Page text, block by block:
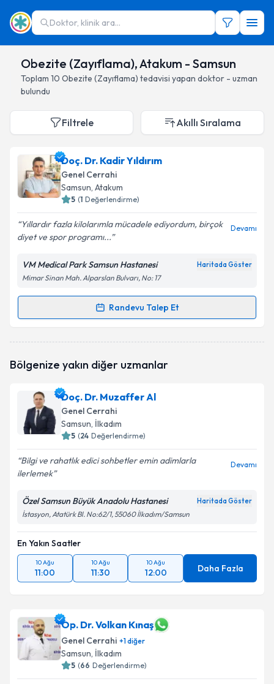
Doktor, klinik ara...
Obezite (Zayıflama), Atakum - Samsun
Toplam 10 Obezite (Zayıflama) tedavisi yapan doktor - uzman
bulundu
Filtrele Akıllı Sıralama
Doç. Dr. Kadir Yıldırım
Genel Cerrahi
Samsun, Atakum
5 (1 Değerlendirme)
Yıllardır fazla kilolarımla mücadele ediyordum, birçok
diyet ve spor programı...
Devamı
VM Medical Park Samsun Hastanesi Haritada Göster
Mimar Sinan Mah. Alparslan Bulvarı, No: 17
Randevu Talep Et
Randevu Takvimi Talebi
oluşturun. Size bu uzmandan randevu almanız için bir
E-posta Adresiniz
Kişisel verilerimin işlenmesine ilişkinAydınlatma
Bölgenize yakın diğer uzmanlar
Doç. Dr. Muzaffer Al
Genel Cerrahi
Samsun, İlkadım
5 (24 Değerlendirme)
Bilgi ve rahatlık edici sohbetler emin adimlarla
ilerlemek
Devamı
Özel Samsun Büyük Anadolu Hastanesi Haritada Göster
İstasyon, Atatürk Bl. No:62/1, 55060 İlkadım/Samsun
En Yakın Saatler
10 Ağu
11:00
10 Ağu
11:30
10 Ağu
12:00 Daha Fazla
Op. Dr. Volkan Kınaş
Genel Cerrahi +1diğer
Samsun, İlkadım
5 (66 Değerlendirme)